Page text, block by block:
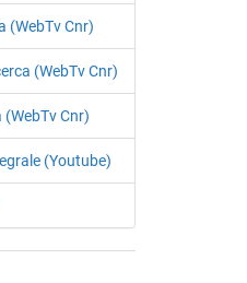
(WebTv Cnr)
(WebTv Cnr)
Cnr)
(Youtube)